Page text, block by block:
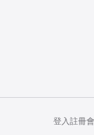
登入註冊